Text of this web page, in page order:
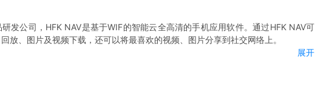
发公司，HFK NAV是基于WIF的智能云全高清的手机应用软件。通过HFK NAV可
放、图片及视频下载，还可以将最喜欢的视频、图片分享到社交网络上。
管理和查看智能车机拍摄的照片和视频；
对录制的视频、照片进行下载；
展开